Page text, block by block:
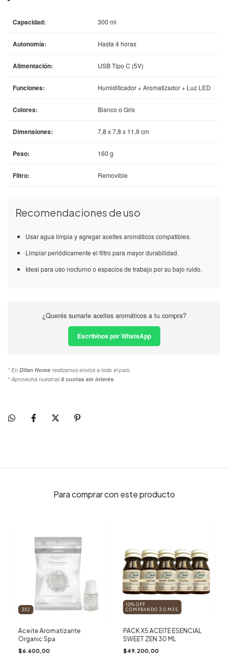
Capacidad: 300 ml
Autonomía: Hasta 4 horas
Alimentación: USB Tipo C (5V)
Funciones: Humidificador + Aromatizador + Luz LED
Colores: Blanco o Gris
Dimensiones: 7,8 x 7,8 x 11,9 cm
Peso: 160 g
Filtro: Removible
Recomendaciones de uso
Usar agua limpia y agregar aceites aromáticos compatibles.
Limpiar periódicamente el filtro para mayor durabilidad.
Ideal para uso nocturno o espacios de trabajo por su bajo ruido.
¿Querés sumarle aceites aromáticos a tu compra?
Escribinos por WhatsApp
* En Dilan Home realizamos envíos a todo el país.
* Aprovechá nuestras 6 cuotas sin interés.
Para comprar con este producto
3X2
Aceite Aromatizante
Organic Spa
$6.600,00
10% OFF
COMPRANDO 3 O MÁS
PACK X5 ACEITE ESENCIAL
SWEET ZEN 30 ML
$49.200,00